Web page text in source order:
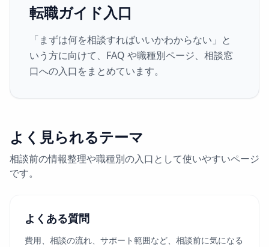
転職ガイド入口
「まずは何を相談すればいいかわからない」と
いう方に向けて、FAQ や職種別ページ、相談窓
口への入口をまとめています。
よく見られるテーマ
相談前の情報整理や職種別の入口として使いやすいページ
です。
よくある質問
費用、相談の流れ、サポート範囲など、相談前に気になる